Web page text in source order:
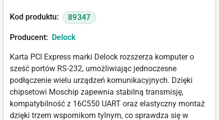
Kod produktu: 89347
Producent: Delock
Karta PCI Express marki Delock rozszerza komputer o
sześć portów RS-232, umożliwiając jednoczesne
podłączenie wielu urządzeń komunikacyjnych. Dzięki
chipsetowi Moschip zapewnia stabilną transmisję,
kompatybilność z 16C550 UART oraz elastyczny montaż
dzięki trzem wspornikom tylnym, co sprawdza się w